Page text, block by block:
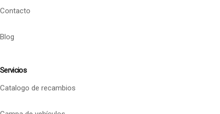
Contacto
Blog
Servicios
Catalogo de recambios